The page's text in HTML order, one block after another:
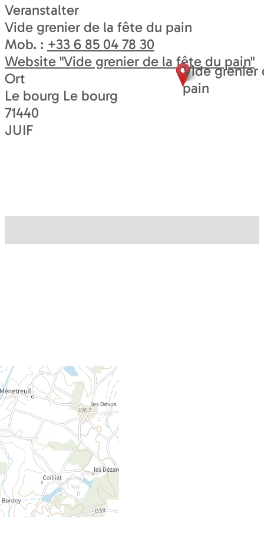
Vide grenier
pain
Veranstalter
Vide grenier de la fête du pain
Mob. : +33 6 85 04 78 30
Website "Vide grenier de la fête du pain"
Ort
Le bourg Le bourg
71440
JUIF
DAS TOURISMUSBÜRO
KONTAKTE & ÖFFNUNGSZEITEN
NEWSLETTER
WETTERVORHERSAGE